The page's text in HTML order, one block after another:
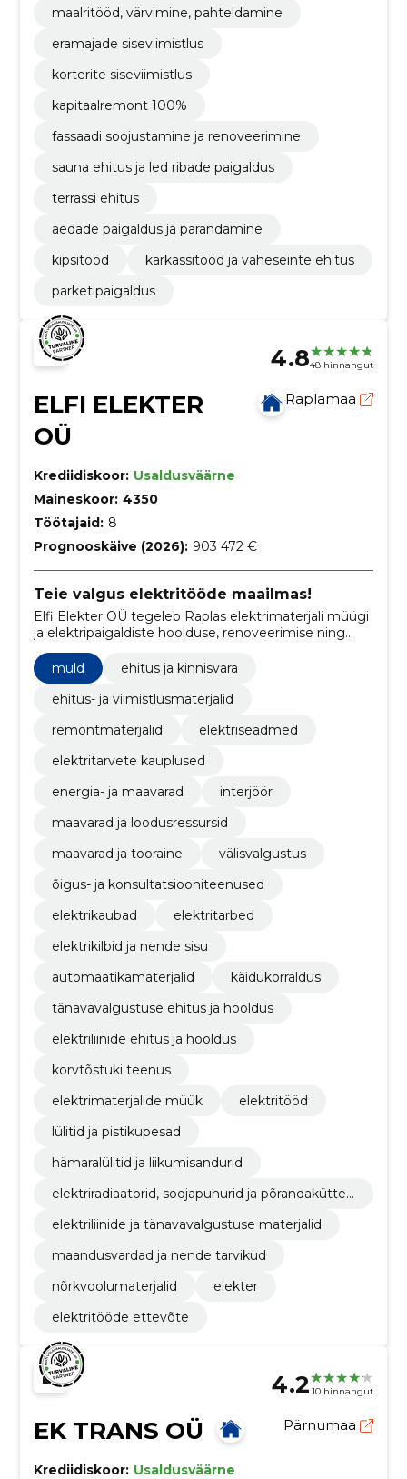
maalritööd, värvimine, pahteldamine
eramajade siseviimistlus
korterite siseviimistlus
kapitaalremont 100%
fassaadi soojustamine ja renoveerimine
sauna ehitus ja led ribade paigaldus
terrassi ehitus
aedade paigaldus ja parandamine
kipsitööd
karkassitööd ja vaheseinte ehitus
parketipaigaldus
4.848 hinnangut
ELFI ELEKTER
OÜ
Raplamaa
Krediidiskoor: Usaldusväärne
Maineskoor: 4350
Töötajaid: 8
Prognooskäive (2026): 903 472 €
Teie valgus elektritööde maailmas!
Elfi Elekter OÜ tegeleb Raplas elektrimaterjali müügi
ja elektripaigaldiste hoolduse, renoveerimise ning
lahendustele ja kliendikesksusele.
muld
ehitus ja kinnisvara
ehitus- ja viimistlusmaterjalid
remontmaterjalid
elektriseadmed
elektritarvete kauplused
energia- ja maavarad
interjöör
maavarad ja loodusressursid
maavarad ja tooraine
välisvalgustus
õigus- ja konsultatsiooniteenused
elektrikaubad
elektritarbed
elektrikilbid ja nende sisu
automaatikamaterjalid
käidukorraldus
tänavavalgustuse ehitus ja hooldus
elektriliinide ehitus ja hooldus
korvtõstuki teenus
elektrimaterjalide müük
elektritööd
lülitid ja pistikupesad
hämaralülitid ja liikumisandurid
elektriradiaatorid, soojapuhurid ja põrandakütte
elektriliinide ja tänavavalgustuse materjalid
maandusvardad ja nende tarvikud
nõrkvoolumaterjalid
elekter
elektritööde ettevõte
4.2 10 hinnangut
EK TRANS OÜ Pärnumaa
Krediidiskoor: Usaldusväärne